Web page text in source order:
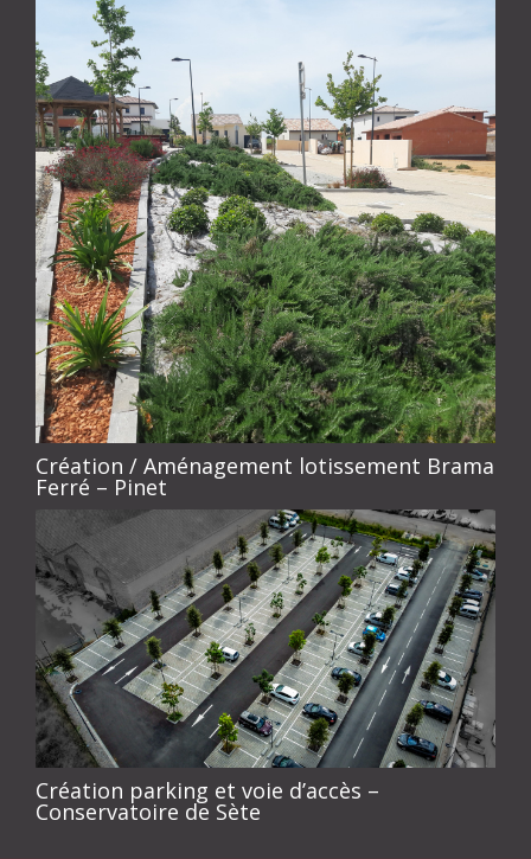
Création / Aménagement lotissement Brama
Ferré – Pinet
Création parking et voie d’accès –
Conservatoire de Sète